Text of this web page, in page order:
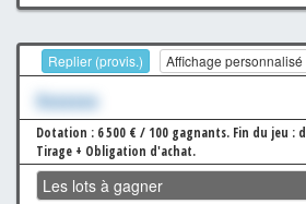
Replier (provis.) Affichage personnalisé
Xxxxxxx
Dotation : 6 500 € / 100 gagnants. Fin du jeu :
Tirage + Obligation d'achat.
Les lots à gagner